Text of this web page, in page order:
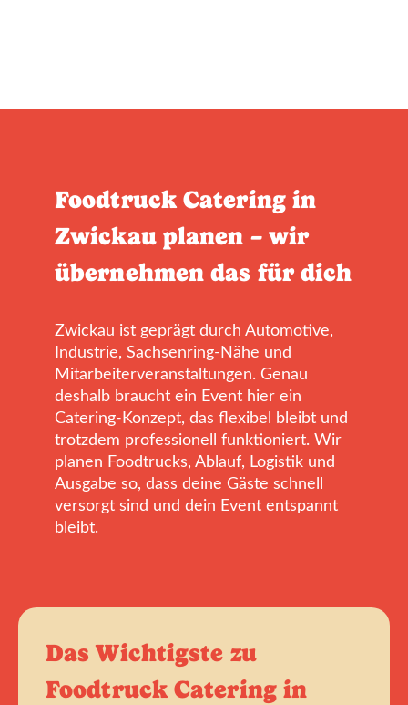
Foodtruck Catering in
Zwickau planen – wir
übernehmen das für dich
Zwickau ist geprägt durch Automotive,
Industrie, Sachsenring-Nähe und
Mitarbeiterveranstaltungen. Genau
deshalb braucht ein Event hier ein
Catering-Konzept, das flexibel bleibt und
trotzdem professionell funktioniert. Wir
planen Foodtrucks, Ablauf, Logistik und
Ausgabe so, dass deine Gäste schnell
versorgt sind und dein Event entspannt
bleibt.
Das Wichtigste zu
Foodtruck Catering in